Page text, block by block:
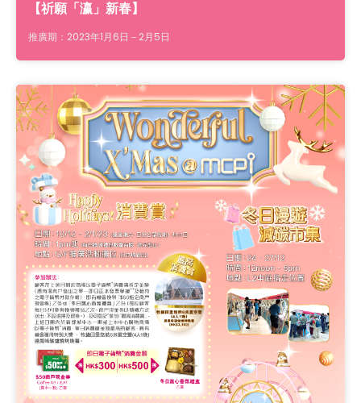
【祈願「瀛」新春】
推廣期：2023年1月6日－2月5日
2樓
地下